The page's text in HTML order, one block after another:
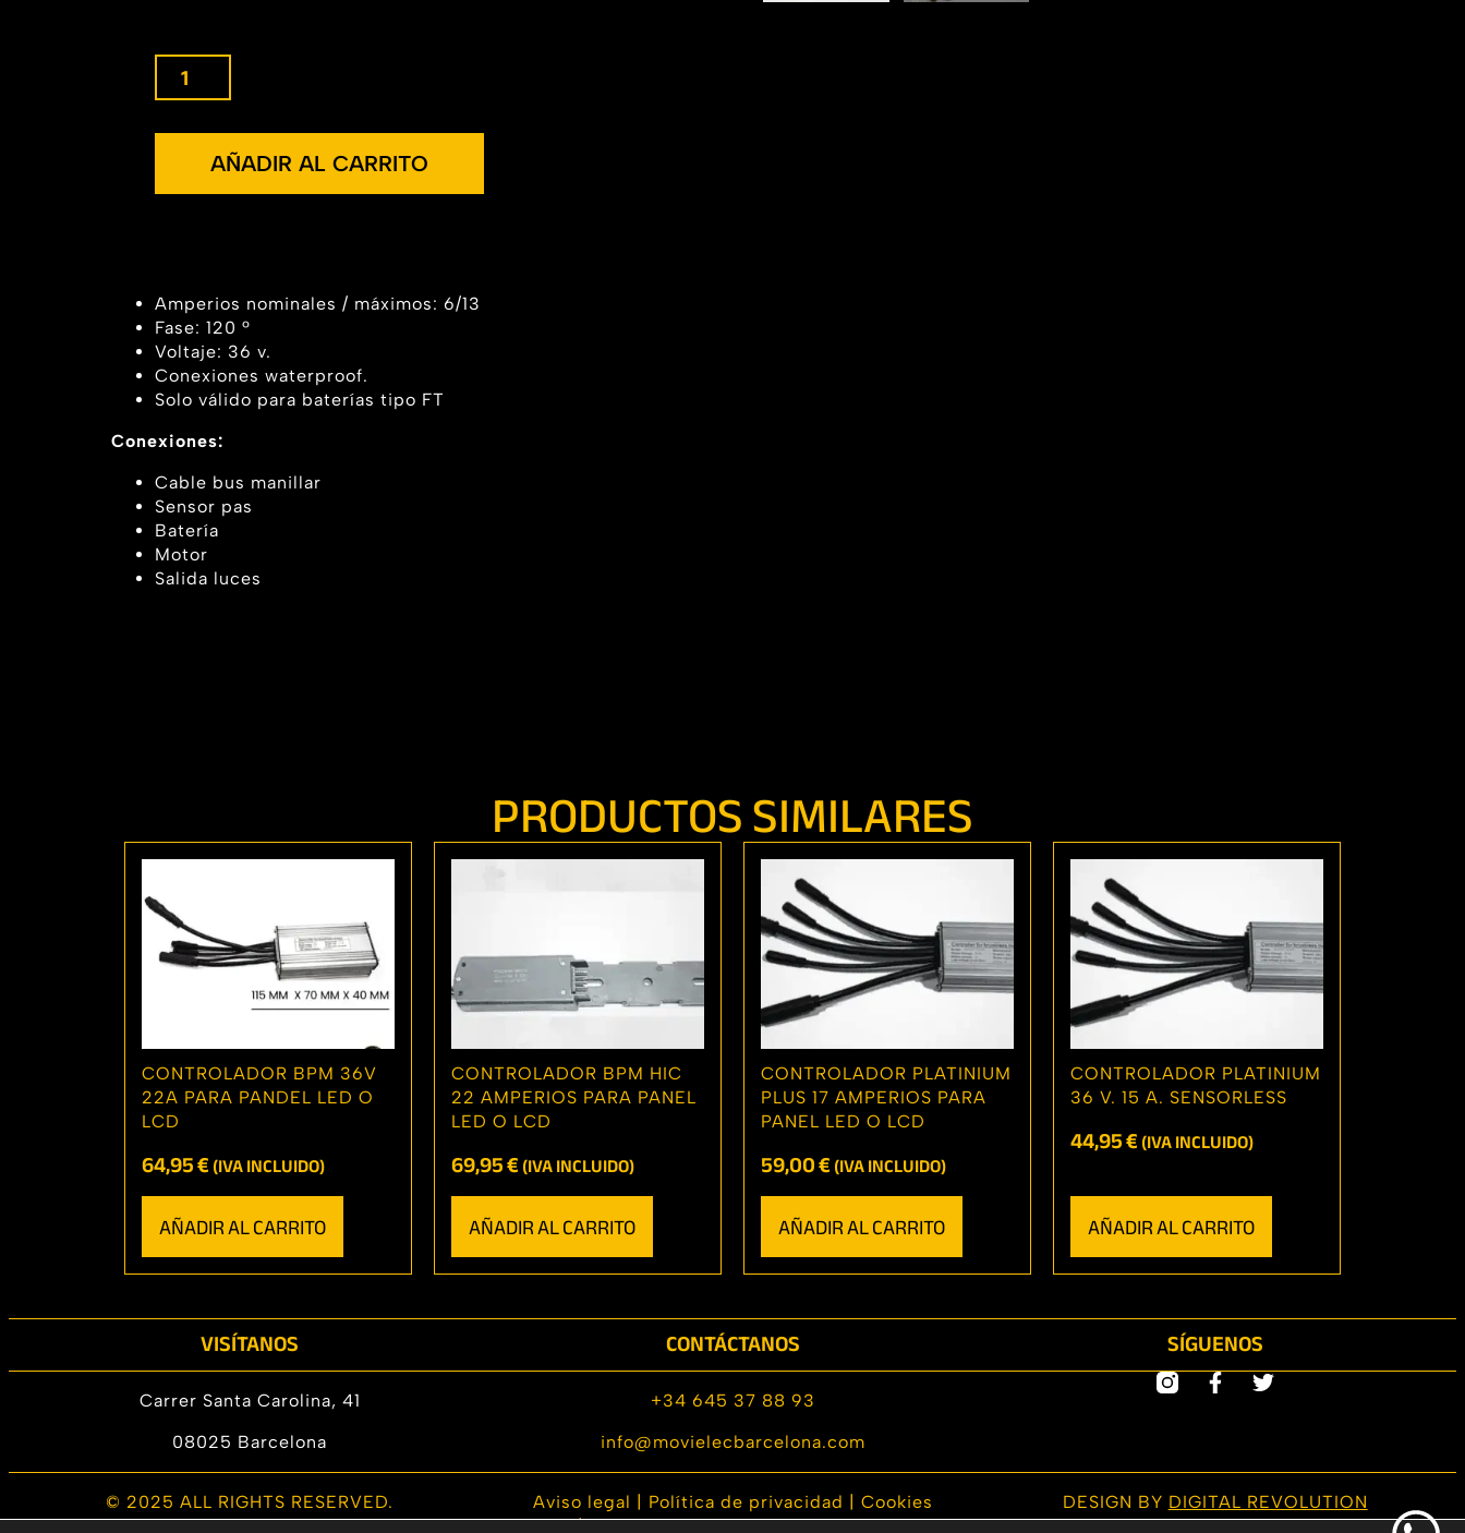
AÑADIR AL CARRITO
Amperios nominales / máximos: 6/13
Fase: 120 º
Voltaje: 36 v.
Conexiones waterproof.
Solo válido para baterías tipo FT
Conexiones:
Cable bus manillar
Sensor pas
Batería
Motor
Salida luces
PRODUCTOS SIMILARES
CONTROLADOR BPM 36V
22A PARA PANDEL LED O
LCD
64,95€(IVA INCLUIDO)
AÑADIR AL CARRITO
CONTROLADOR BPM HIC
22 AMPERIOS PARA PANEL
LED O LCD
69,95€(IVA INCLUIDO)
AÑADIR AL CARRITO
CONTROLADOR PLATINIUM
PLUS 17 AMPERIOS PARA
PANEL LED O LCD
59,00€(IVA INCLUIDO)
AÑADIR AL CARRITO
CONTROLADOR PLATINIUM
36 V. 15 A. SENSORLESS
44,95€(IVA INCLUIDO)
AÑADIR AL CARRITO
VISÍTANOS CONTÁCTANOS SÍGUENOS
Carrer Santa Carolina, 41
08025 Barcelona
+34 645 37 88 93
info@movielecbarcelona.com
© 2025 ALL RIGHTS RESERVED. Aviso legal | Política de privacidad | Cookies
|Política de envíos y devoluciones
DESIGN BY DIGITAL REVOLUTION